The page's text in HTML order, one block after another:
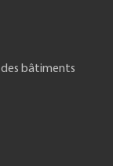
des bâtiments